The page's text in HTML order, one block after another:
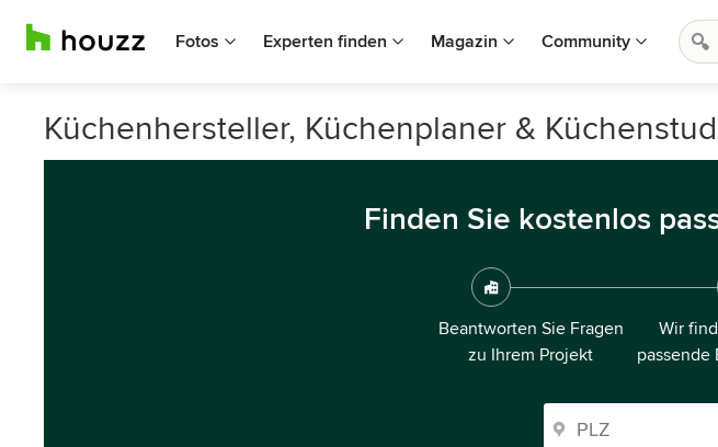
Fotos Experten finden Magazin Community
Küchenhersteller, Küchenplaner &
Finden Sie kostenlos
Beantworten Sie Fragen
zu Ihrem Projekt
Wir
passende